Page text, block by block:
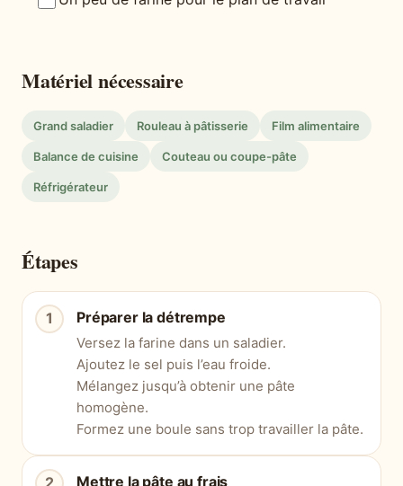
Matériel nécessaire
Grand saladier Rouleau à pâtisserie Film alimentaire
Balance de cuisine Couteau ou coupe-pâte
Réfrigérateur
Étapes
Préparer la détrempe
Versez la farine dans un saladier.
Ajoutez le sel puis l’eau froide.
Mélangez jusqu’à obtenir une pâte
homogène.
Formez une boule sans trop travailler la pâte.
Mettre la pâte au frais